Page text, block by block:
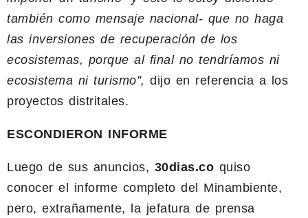
también como mensaje nacional- que no haga
las inversiones de recuperación de los
ecosistemas, porque al final no tendríamos ni
ecosistema ni turismo”, dijo en referencia a los
proyectos distritales.
ESCONDIERON INFORME
Luego de sus anuncios, 30dias.co quiso
conocer el informe completo del Minambiente,
pero, extrañamente, la jefatura de prensa